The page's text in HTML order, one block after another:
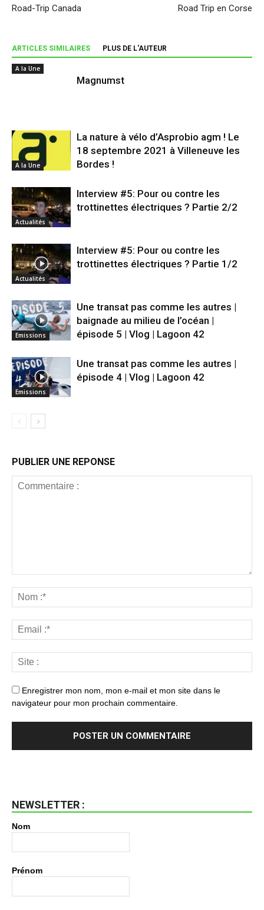
Road-Trip Canada Road Trip en Corse
ARTICLES SIMILAIRES PLUS DE L'AUTEUR
A la Une
Magnumst
A la Une
La nature à vélo d’Asprobio agm ! Le
18 septembre 2021 à Villeneuve les
Bordes !
Actualités
Interview #5: Pour ou contre les
trottinettes électriques ? Partie 2/2
Actualités
Interview #5: Pour ou contre les
trottinettes électriques ? Partie 1/2
Emissions
Une transat pas comme les autres |
baignade au milieu de l’océan |
épisode 5 | Vlog | Lagoon 42
Emissions
Une transat pas comme les autres |
épisode 4 | Vlog | Lagoon 42
PUBLIER UNE REPONSE
Enregistrer mon nom, mon e-mail et mon site dans le
navigateur pour mon prochain commentaire.
NEWSLETTER :
Nom
Prénom